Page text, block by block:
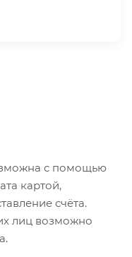
с помощью
картой,
счёта.
лиц возможно